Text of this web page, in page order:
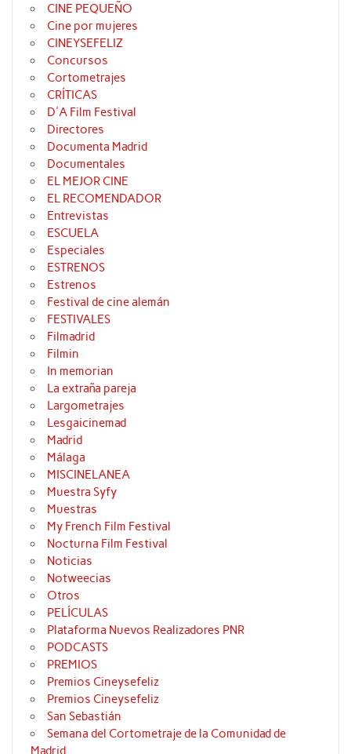
CINE PEQUEÑO
Cine por mujeres
CINEYSEFELIZ
Concursos
Cortometrajes
CRÍTICAS
D'A Film Festival
Directores
Documenta Madrid
Documentales
EL MEJOR CINE
EL RECOMENDADOR
Entrevistas
ESCUELA
Especiales
ESTRENOS
Estrenos
Festival de cine alemán
FESTIVALES
Filmadrid
Filmin
In memorian
La extraña pareja
Largometrajes
Lesgaicinemad
Madrid
Málaga
MISCINELANEA
Muestra Syfy
Muestras
My French Film Festival
Nocturna Film Festival
Noticias
Notweecias
Otros
PELÍCULAS
Plataforma Nuevos Realizadores PNR
PODCASTS
PREMIOS
Premios Cineysefeliz
Premios Cineysefeliz
San Sebastián
Semana del Cortometraje de la Comunidad de
Madrid